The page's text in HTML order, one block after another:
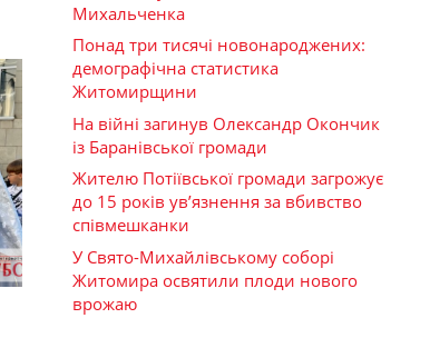
Михальченка
Понад три тисячі новонароджених:
демографічна статистика
Житомирщини
На війні загинув Олександр Окончик
із Баранівської громади
Жителю Потіївської громади загрожує
до 15 років ув’язнення за вбивство
співмешканки
У Свято-Михайлівському соборі
Житомира освятили плоди нового
врожаю